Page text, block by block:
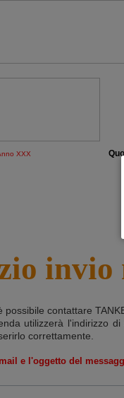
XXX
invio
possibile contattare
utilizzerà l'indirizzo
correttamente.
e l'oggetto del